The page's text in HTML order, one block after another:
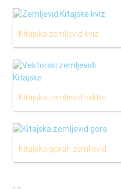
Kitajska zemljevid kviz
Kitajska zemljevid vektor
Kitajska gorah zemljevid